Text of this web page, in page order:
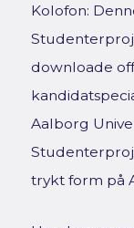
Kolofon:
downloade
Aalborg
trykt form på